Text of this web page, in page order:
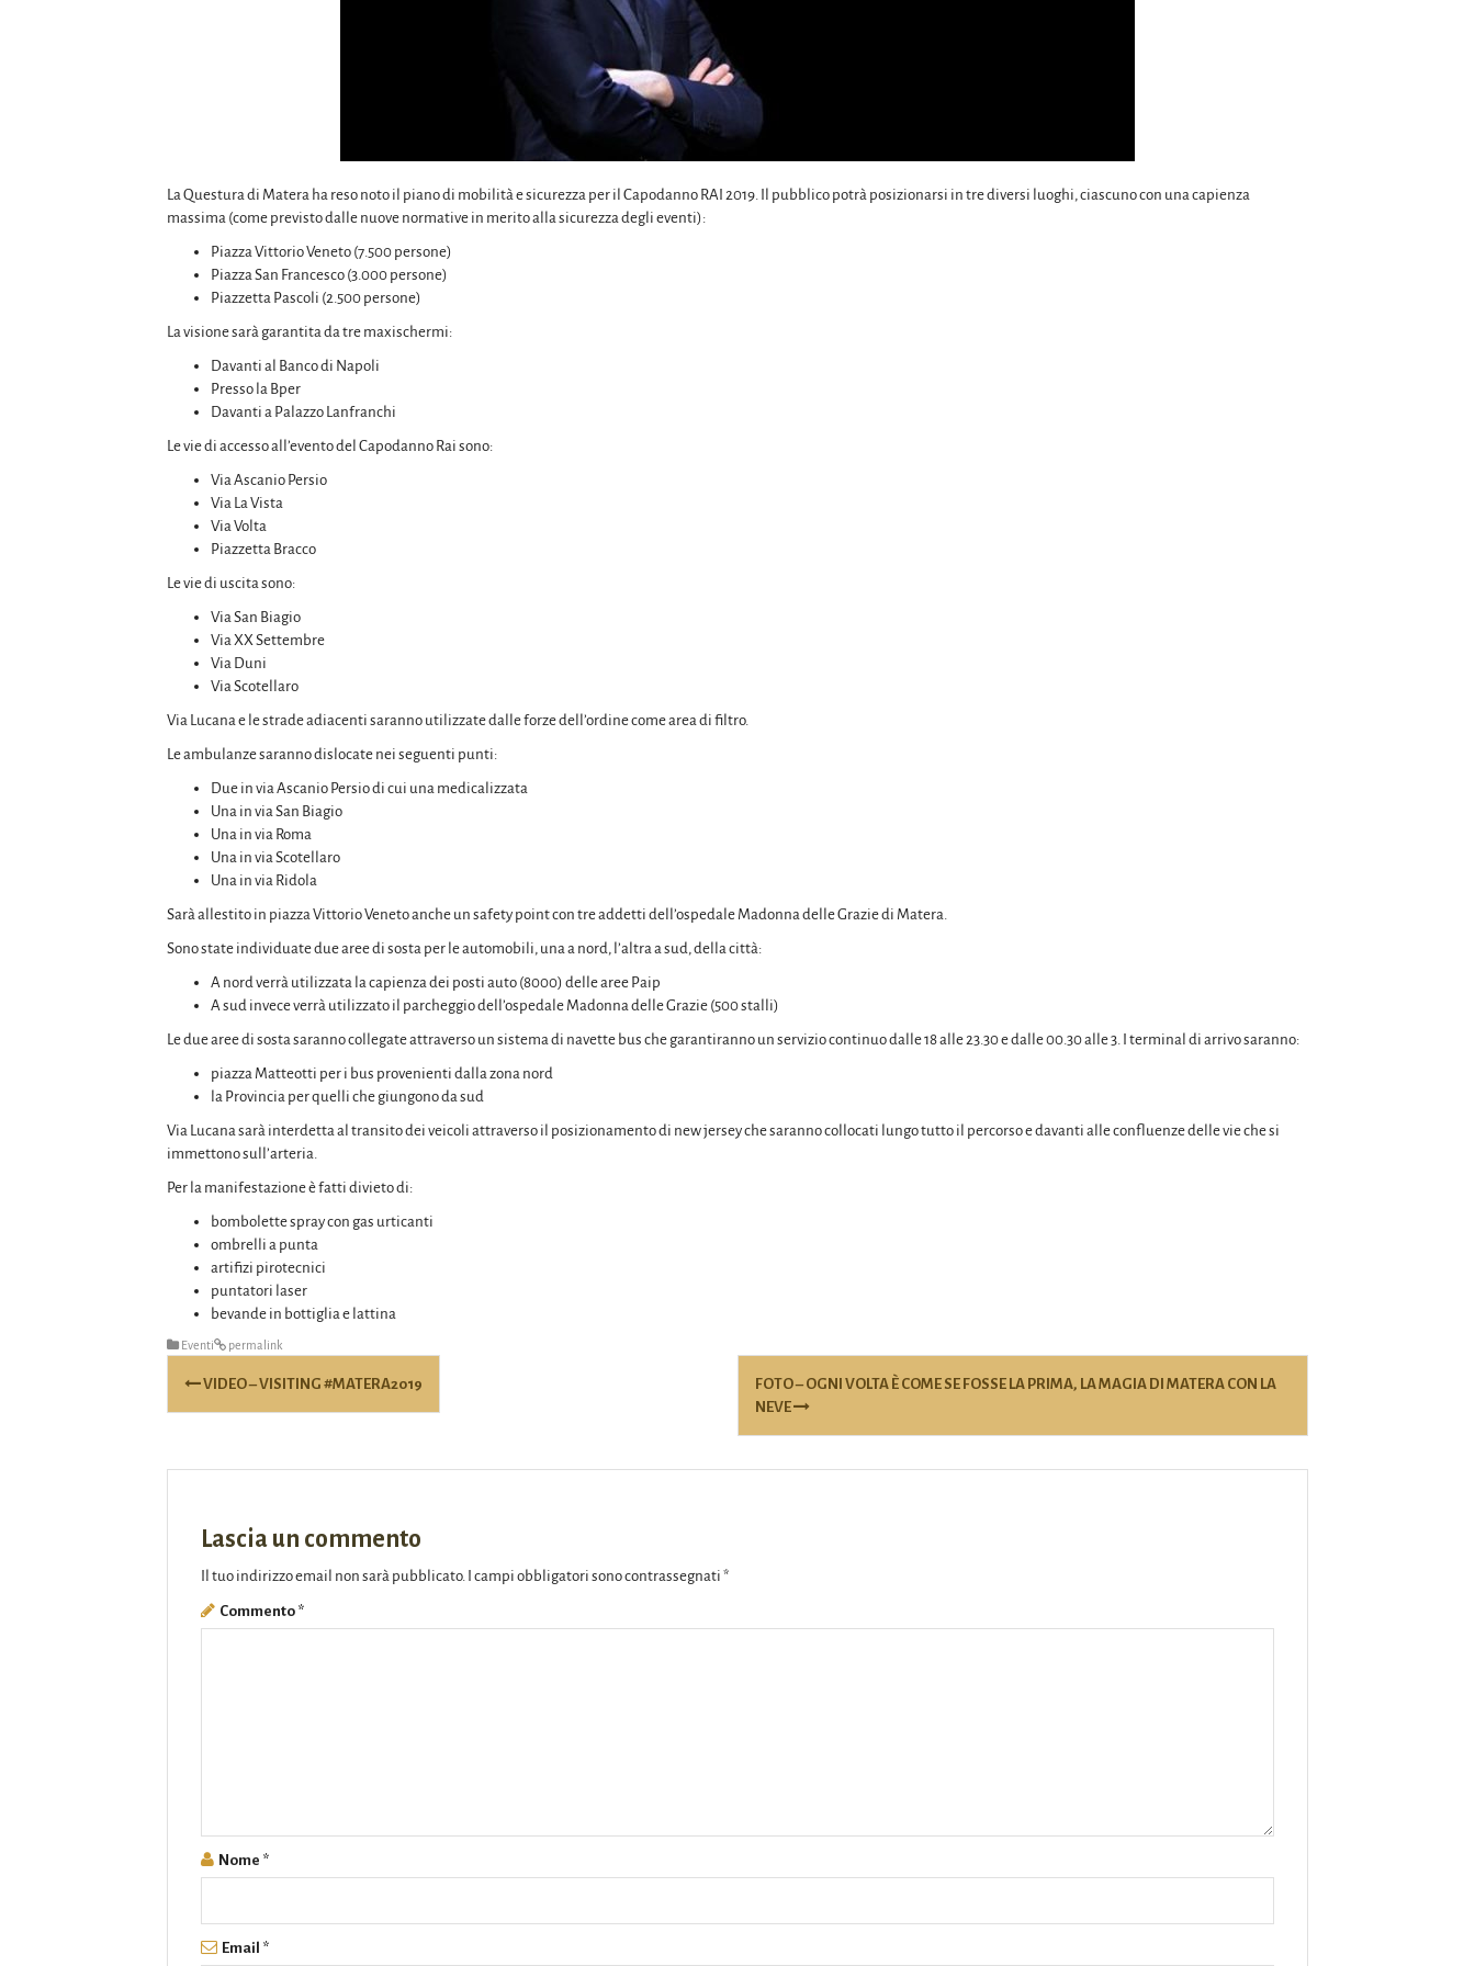
La Questura di Matera ha reso noto il piano di mobilità e sicurezza per il Capodanno RAI 2019. Il pubblico potrà posizionarsi in tre diversi luoghi, ciascuno con una capienza
massima (come previsto dalle nuove normative in merito alla sicurezza degli eventi):
Piazza Vittorio Veneto (7.500 persone)
Piazza San Francesco (3.000 persone)
Piazzetta Pascoli (2.500 persone)
La visione sarà garantita da tre maxischermi:
Davanti al Banco di Napoli
Presso la Bper
Davanti a Palazzo Lanfranchi
Le vie di accesso all’evento del Capodanno Rai sono:
Via Ascanio Persio
Via La Vista
Via Volta
Piazzetta Bracco
Le vie di uscita sono:
Via San Biagio
Via XX Settembre
Via Duni
Via Scotellaro
Via Lucana e le strade adiacenti saranno utilizzate dalle forze dell’ordine come area di filtro.
Le ambulanze saranno dislocate nei seguenti punti:
Due in via Ascanio Persio di cui una medicalizzata
Una in via San Biagio
Una in via Roma
Una in via Scotellaro
Una in via Ridola
Sarà allestito in piazza Vittorio Veneto anche un safety point con tre addetti dell’ospedale Madonna delle Grazie di Matera.
Sono state individuate due aree di sosta per le automobili, una a nord, l’altra a sud, della città:
A nord verrà utilizzata la capienza dei posti auto (8000) delle aree Paip
A sud invece verrà utilizzato il parcheggio dell’ospedale Madonna delle Grazie (500 stalli)
Le due aree di sosta saranno collegate attraverso un sistema di navette bus che garantiranno un servizio continuo dalle 18 alle 23.30 e dalle 00.30 alle 3. I terminal di arrivo saranno:
piazza Matteotti per i bus provenienti dalla zona nord
la Provincia per quelli che giungono da sud
Via Lucana sarà interdetta al transito dei veicoli attraverso il posizionamento di new jersey che saranno collocati lungo tutto il percorso e davanti alle confluenze delle vie che si
immettono sull’arteria.
Per la manifestazione è fatti divieto di:
bombolette spray con gas urticanti
ombrelli a punta
artifizi pirotecnici
puntatori laser
bevande in bottiglia e lattina
Eventi permalink
Post
navigation
VIDEO – VISITING #MATERA2019
FOTO – OGNI VOLTA È COME SE FOSSE LA PRIMA, LA MAGIA DI MATERA CON LA
NEVE
Lascia un commento
Il tuo indirizzo email non sarà pubblicato. I campi obbligatori sono contrassegnati *
Commento *
Nome *
Email *